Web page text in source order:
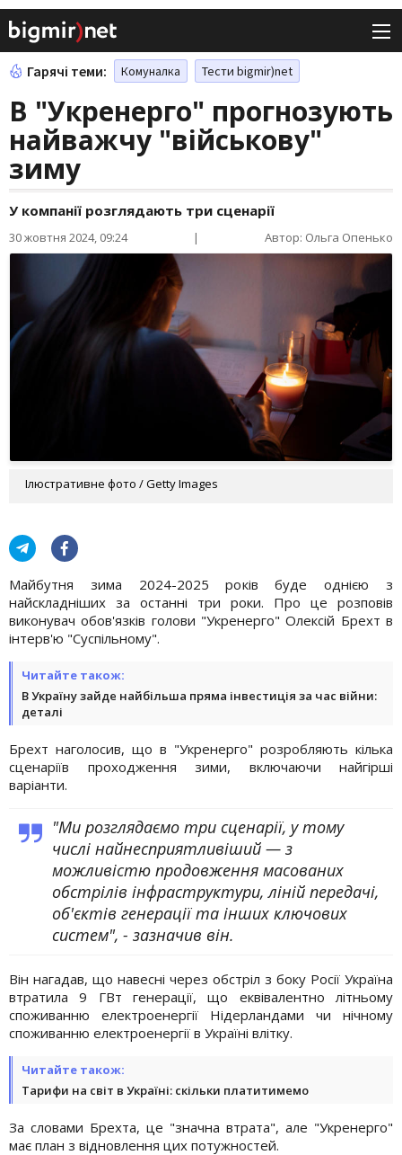
Гарячі теми: Комуналка Тести bigmir)net
В "Укренерго" прогнозують
найважчу "військову"
зиму
У компанії розглядають три сценарії
30 жовтня 2024, 09:24 | Автор: Ольга Опенько
Ілюстративне фото / Getty Images
Майбутня зима 2024-2025 років буде однією з
найскладніших за останні три роки. Про це розповів
виконувач обов'язків голови "Укренерго" Олексій Брехт в
інтерв'ю "Суспільному".
Читайте також:
В Україну зайде найбільша пряма інвестиція за час війни:
деталі
Брехт наголосив, що в "Укренерго" розробляють кілька
сценаріїв проходження зими, включаючи найгірші
варіанти.
"Ми розглядаємо три сценарії, у тому
числі найнесприятливіший — з
можливістю продовження масованих
обстрілів інфраструктури, ліній передачі,
об'єктів генерації та інших ключових
систем", - зазначив він.
Він нагадав, що навесні через обстріл з боку Росії Україна
втратила 9 ГВт генерації, що еквівалентно літньому
споживанню електроенергії Нідерландами чи нічному
споживанню електроенергії в Україні влітку.
Читайте також:
Тарифи на світ в Україні: скільки платитимемо
За словами Брехта, це "значна втрата", але "Укренерго"
має план з відновлення цих потужностей.